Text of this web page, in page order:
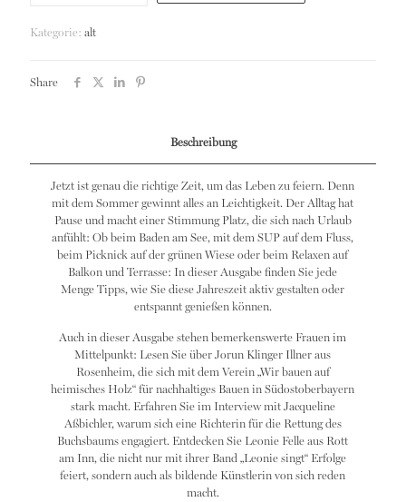
Kategorie: alt
Share
Beschreibung
Jetzt ist genau die richtige Zeit, um das Leben zu feiern. Denn
mit dem Sommer gewinnt alles an Leichtigkeit. Der Alltag hat
Pause und macht einer Stimmung Platz, die sich nach Urlaub
anfühlt: Ob beim Baden am See, mit dem SUP auf dem Fluss,
beim Picknick auf der grünen Wiese oder beim Relaxen auf
Balkon und Terrasse: In dieser Ausgabe finden Sie jede
Menge Tipps, wie Sie diese Jahreszeit aktiv gestalten oder
entspannt genießen können.
Auch in dieser Ausgabe stehen bemerkenswerte Frauen im
Mittelpunkt: Lesen Sie über Jorun Klinger Illner aus
Rosenheim, die sich mit dem Verein „Wir bauen auf
heimisches Holz“ für nachhaltiges Bauen in Südostoberbayern
stark macht. Erfahren Sie im Interview mit Jacqueline
Aßbichler, warum sich eine Richterin für die Rettung des
Buchsbaums engagiert. Entdecken Sie Leonie Felle aus Rott
am Inn, die nicht nur mit ihrer Band „Leonie singt“ Erfolge
feiert, sondern auch als bildende Künstlerin von sich reden
macht.